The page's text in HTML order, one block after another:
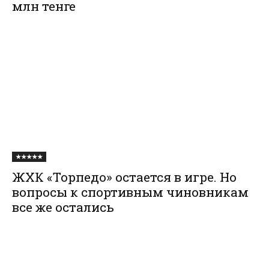
млн тенге
★★★★★
ЖХК «Торпедо» остается в игре. Но
вопросы к спортивным чиновникам
все же остались